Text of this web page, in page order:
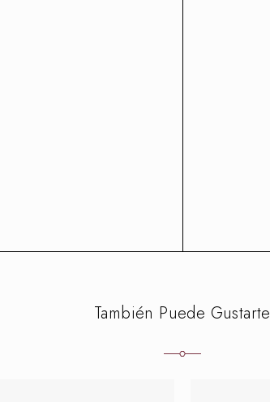
También Puede Gustarte